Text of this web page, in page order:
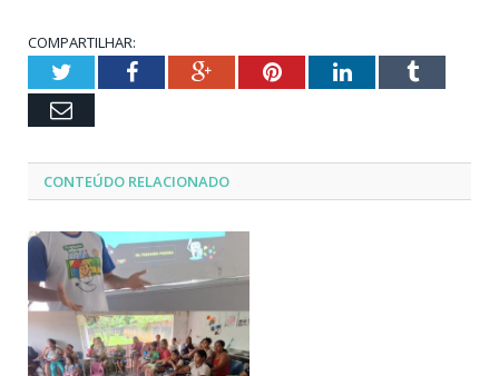
COMPARTILHAR:
TwitterFacebookGoogle+PinterestLinkedInTumblr
Email
CONTEÚDO RELACIONADO